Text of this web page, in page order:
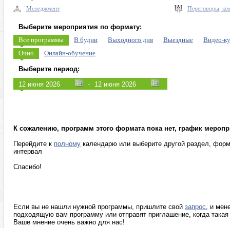
Менеджмент
Безопасность бизнеса, риски
Экономика, право
Налоговое планирование
Управление персоналом (HR)
Продажи, клиенты, сервис
Переговоры,
Выберите мероприятия по формату:
Все программы
В будни Выходного дня Выездные
Видео-
Очно
Онлайн-обучение
Выберите период:
-
К сожалению, программ этого формата пока нет, график
Перейдите к полному календарю или выберите другой раздел,
интервал
Спасибо!
Если вы не нашли нужной программы, пришлите свой запрос, и
подходящую вам программу или отправят приглашение, когда
Ваше мнение очень важно для нас!